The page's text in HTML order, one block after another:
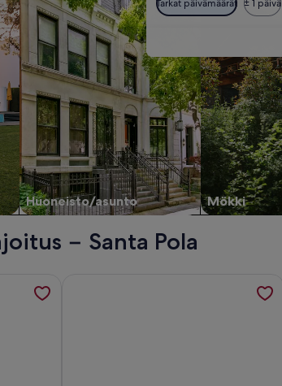
Tarkat päivämäärät ± 1 päivä
Huoneisto/asunto Mökki
− Santa Pola